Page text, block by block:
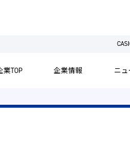
業TOP 企業情報 ニュ